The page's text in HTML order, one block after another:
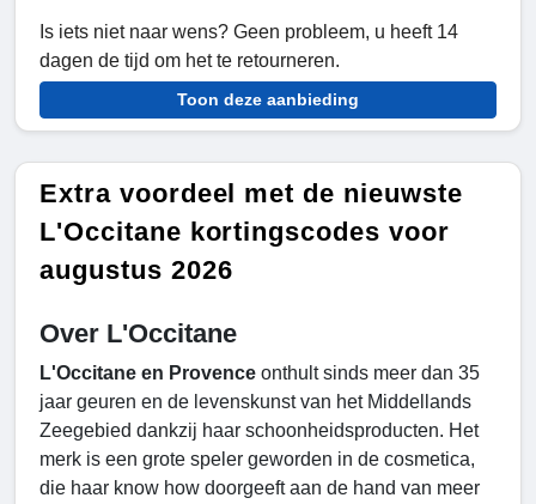
Is iets niet naar wens? Geen probleem, u heeft 14
dagen de tijd om het te retourneren.
Toon deze aanbieding
Extra voordeel met de nieuwste
L'Occitane kortingscodes voor
augustus 2026
Over L'Occitane
L'Occitane en Provence onthult sinds meer dan 35
jaar geuren en de levenskunst van het Middellands
Zeegebied dankzij haar schoonheidsproducten. Het
merk is een grote speler geworden in de cosmetica,
die haar know how doorgeeft aan de hand van meer